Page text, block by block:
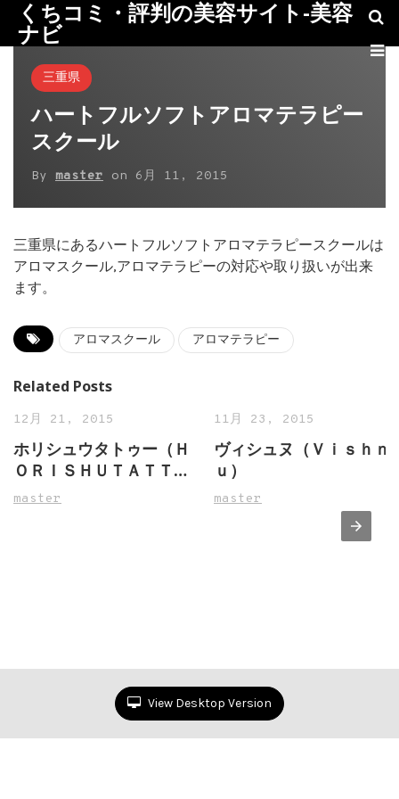
くちコミ・評判の美容サイト-美容
ナビ
三重県
ハートフルソフトアロマテラピー
スクール
By master on 6月 11, 2015
三重県にあるハートフルソフトアロマテラピースクールは
アロマスクール,アロマテラピーの対応や取り扱いが出来
ます。
アロマスクール アロマテラピー
Related Posts
12月 21, 2015
ホリシュウタトゥー（Ｈ
ＯＲＩＳＨＵＴＡＴＴＯ
Ｏ）
master
11月 23, 2015
ヴィシュヌ（Ｖｉｓｈｎ
ｕ）
master
View Desktop Version